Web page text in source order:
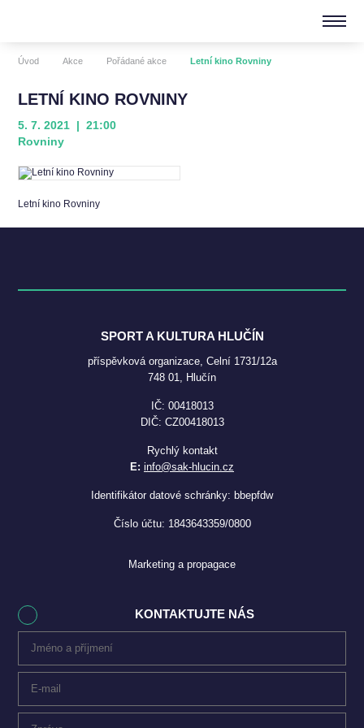
Úvod Akce Pořádané akce Letní kino Rovniny
LETNÍ KINO ROVNINY
5. 7. 2021 | 21:00
Rovniny
Letní kino Rovniny
SPORT A KULTURA HLUČÍN
příspěvková organizace, Celní 1731/12a
748 01, Hlučín
IČ: 00418013
DIČ: CZ00418013
Rychlý kontakt
E: info@sak-hlucin.cz
Identifikátor datové schránky: bbepfdw
Číslo účtu: 1843643359/0800
Marketing a propagace
KONTAKTUJTE NÁS